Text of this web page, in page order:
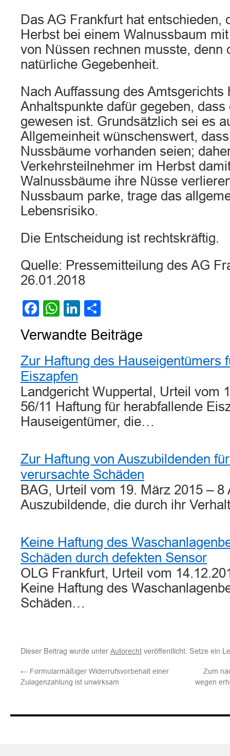
Das AG Frankfurt hat entschieden,
Herbst bei einem Walnussbaum
von Nüssen rechnen musste, denn
natürliche Gegebenheit.
Nach Auffassung des Amtsgerichts
Anhaltspunkte dafür gegeben,
gewesen ist. Grundsätzlich sei es
Allgemeinheit wünschenswert,
Nussbäume vorhanden seien;
Verkehrsteilnehmer im Herbst
Walnussbäume ihre Nüsse
Nussbaum parke, trage das
Lebensrisiko.
Die Entscheidung ist rechtskräftig.
Quelle: Pressemitteilung des AG
26.01.2018
Facebook
WhatsApp
LinkedIn
Verwandte Beiträge
Zur Haftung des Hauseigentümers
Eiszapfen
Landgericht Wuppertal, Urteil vom
56/11 Haftung für herabfallende
Hauseigentümer, die…
Zur Haftung von Auszubildenden
verursachte Schäden
BAG, Urteil vom 19. März 2015 – 8
Auszubildende, die durch ihr
Keine Haftung des
Schäden durch defekten Sensor
OLG Frankfurt, Urteil vom
Keine Haftung des
Schäden…
Dieser Beitrag wurde unter Autorecht veröffentlicht. Setze ein
← Formularmäßiger Widerrufsvorbehalt einer
Zulagenzahlung ist unwirksam
Zum
wegen